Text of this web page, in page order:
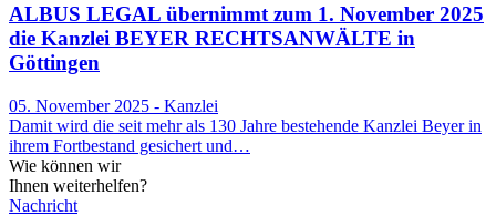
ALBUS LEGAL übernimmt zum 1. November 2025
die Kanzlei BEYER RECHTSANWÄLTE in
Göttingen
05. November 2025 - Kanzlei
Damit wird die seit mehr als 130 Jahre bestehende Kanzlei Beyer in
ihrem Fortbestand gesichert und…
Wie können wir
Ihnen weiterhelfen?
Nachricht